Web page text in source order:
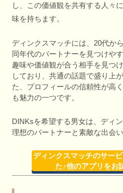
し、この価値観を共有する人々
味を持ちます。
ディンクスマッチには、20代か
同年代のパートナーを見つけや
趣味や価値観が合う相手を見つ
しており、共通の話題で盛り上
た、プロフィールの信頼性が高
も魅力の一つです。
DINKsを希望する男女は、ディ
理想のパートナーと素敵な出会
ディンクスマッチのサー
た♪他のアプリをお